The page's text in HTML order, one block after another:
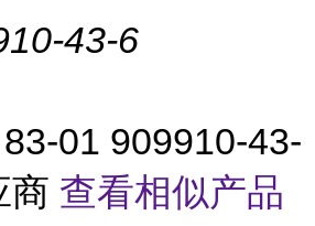
43-6
01 909910-43-
商 查看相似产品